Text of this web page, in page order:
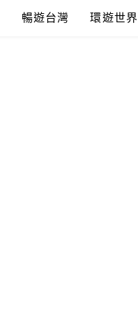
暢遊台灣 環遊世界